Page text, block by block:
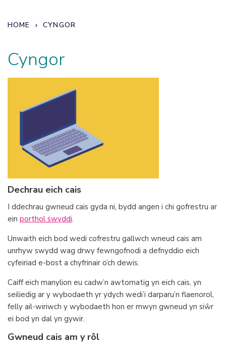
HOME CYNGOR
Cyngor
Dechrau eich cais
I ddechrau gwneud cais gyda ni, bydd angen i chi gofrestru ar
ein porthol swyddi.
Unwaith eich bod wedi cofrestru gallwch wneud cais am
unrhyw swydd wag drwy fewngofnodi a defnyddio eich
cyfeiriad e-bost a chyfrinair o’ch dewis.
Caiff eich manylion eu cadw’n awtomatig yn eich cais, yn
seiliedig ar y wybodaeth yr ydych wedi’i darparu’n flaenorol,
felly ail-wiriwch y wybodaeth hon er mwyn gwneud yn siŵr
ei bod yn dal yn gywir.
Gwneud cais am y rôl